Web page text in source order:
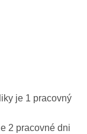
je 1 pracovný
2 pracovné dni